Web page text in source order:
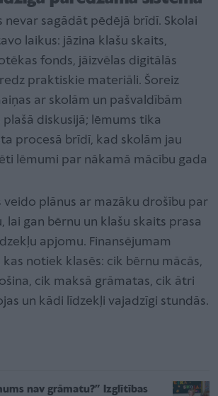
nevar sagādāt pēdējā brīdī. Skolai
laikus: jāzina klašu skaits,
fonds, jāizvēlas digitālās
praktiskie materiāli. Šoreiz
ar skolām un pašvaldībām
diskusijā; lēmums tika
procesā brīdī, kad skolām jau
lēmumi par nākamā mācību gada
veido plānus ar mazāku drošību par
lai gan bērnu un klašu skaits prasa
apjomu. Finansējumam
notiek klasēs: cik bērnu mācās,
cik maksā grāmatas, cik ātri
un kādi līdzekļi vajadzīgi stundās.
nav grāmatu?” Izglītības